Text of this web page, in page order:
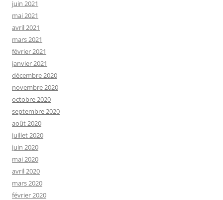
juin 2021
mai 2021
avril 2021
mars 2021
février 2021
janvier 2021
décembre 2020
novembre 2020
octobre 2020
septembre 2020
août 2020
juillet 2020
juin 2020
mai 2020
avril 2020
mars 2020
février 2020